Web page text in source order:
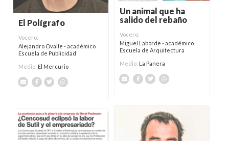
El Polígrafo
Vocero:
Alejandro Ovalle - académico
Escuela de Publicidad
Medio: El Mercurio
Un animal que ha
salido del rebaño
Vocero:
Miguel Laborde - académico
Escuela de Arquitectura
Medio: La Panera